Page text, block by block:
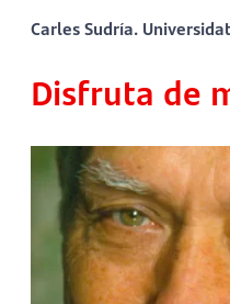
Carles Sudría.
Disfruta de